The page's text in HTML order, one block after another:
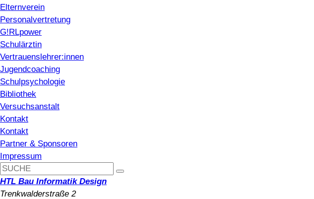
Elternverein
Personalvertretung
G!RLpower
Schulärztin
Vertrauenslehrer:innen
Jugendcoaching
Schulpsychologie
Bibliothek
Versuchsanstalt
Kontakt
Kontakt
Partner & Sponsoren
Impressum
HTL Bau Informatik Design
Trenkwalderstraße 2